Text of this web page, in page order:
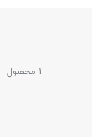
1 محصول